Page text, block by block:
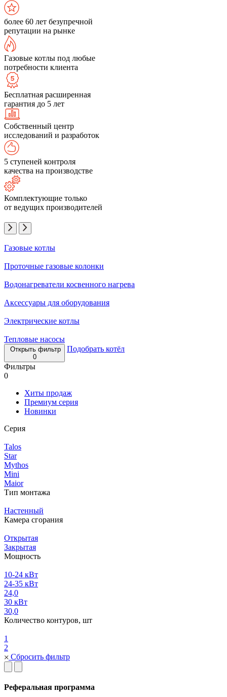
более 60 лет безупречной
репутации на рынке
Газовые котлы под любые
потребности клиента
Бесплатная расширенная
гарантия до 5 лет
Собственный центр
исследований и разработок
5 ступеней контроля
качества на производстве
Комплектующие только
от ведущих производителей
Газовые котлы
Проточные газовые колонки
Водонагреватели косвенного нагрева
Аксессуары для оборудования
Электрические котлы
Тепловые насосы
Открыть фильтр
0
Подобрать котёл
Фильтры
0
Хиты продаж
Премиум серия
Новинки
Серия
Talos
Star
Mythos
Mini
Maior
Тип монтажа
Настенный
Камера сгорания
Открытая
Закрытая
Мощность
10-24 кВт
24-35 кВт
24,0
30 кВт
30,0
Количество контуров, шт
1
2
Сбросить фильтр
Реферальная программа